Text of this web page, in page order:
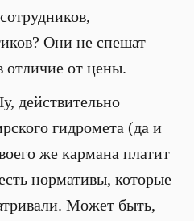
Они не спешат
отличие от цены.
действительно
гидромета (да и
же кармана платит
нормативы, которые
Может быть,